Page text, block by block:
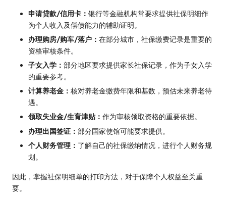
申请贷款/信用卡： 银行等金融机构常要求提供社保明细作
为个人收入及偿债能力的辅助证明。
办理购房/购车/落户： 在部分城市，社保缴费记录是重要的
资格审核条件。
子女入学： 部分地区要求提供家长社保记录，作为子女入学
的重要参考。
计算养老金： 核对养老金缴费年限和基数，预估未来养老待
遇。
领取失业金/生育津贴： 作为审核领取资格的重要依据。
办理出国签证： 部分国家使馆可能要求提供。
个人财务管理： 了解自己的社保缴纳情况，进行个人财务规
划。
因此，掌握社保明细单的打印方法，对于保障个人权益至关重
要。